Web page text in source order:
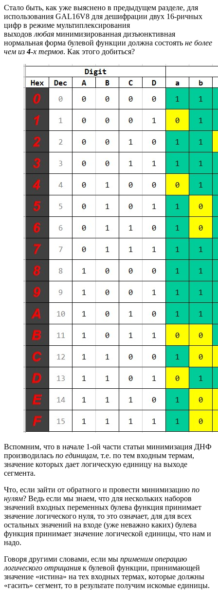
Стало быть, как уже выяснено в предыдущем разделе, для
использования GAL16V8 для дешифрации двух 16-ричных
цифр в режиме мультиплексирования
выходов любая минимизированная дизъюнктивная
нормальная форма булевой функции должна состоять не более
чем из4-х термов. Как этого добиться?
Вспомним, что в начале 1-ой части статьи минимизация ДНФ
производилась по единицам, т.е. по тем входным термам,
значение которых дает логическую единицу на выходе
сегмента.
Что, если зайти от обратного и провести минимизацию по
нулям? Ведь если мы знаем, что для нескольких наборов
значений входных переменных булева функция принимает
значение логического нуля, то это означает, для для всех
остальных значений на входе (уже неважно каких) булева
функция принимает значение логической единицы, что нам и
надо.
Говоря другими словами, если мы применим операцию
логического отрицания к булевой функции, принимающей
значение «истина» на тех входных термах, которые должны
«гасить» сегмент, то в результате получим искомые единицы.